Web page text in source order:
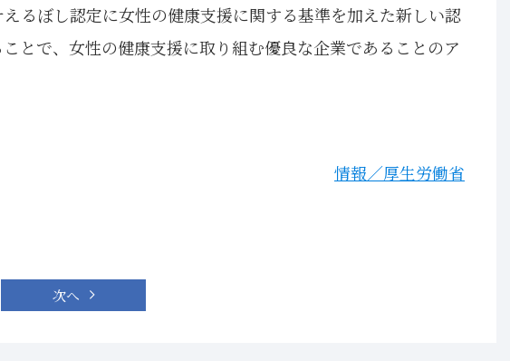
るぼし認定に女性の健康支援に関する基準を加えた新しい認
とで、女性の健康支援に取り組む優良な企業であることのア
情報／厚生労働省
次へ